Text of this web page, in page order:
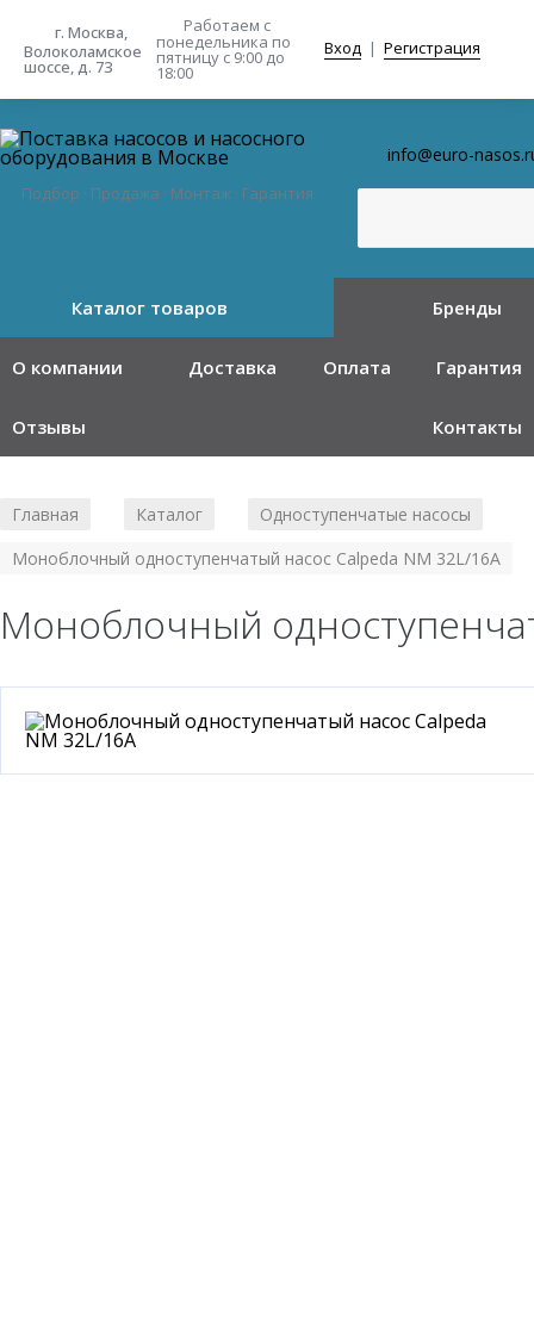
г. Москва,
Волоколамское
шоссе, д. 73
Работаем с
понедельника по
пятницу с 9:00 до
18:00
Вход | Регистрация
Подбор · Продажа · Монтаж · Гарантия
info@euro-
Каталог товаров Бренды
О компании Доставка Оплата Гарантия
Отзывы Контакты
Главная Каталог Одноступенчатые насосы
Моноблочный одноступенчатый насос Calpeda NM 32L/16A
Моноблочный